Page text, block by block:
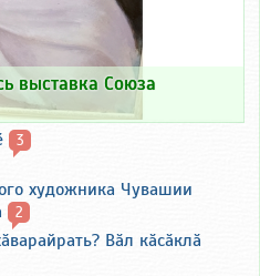
выставка Союза
3
художника Чувашии
2
Вӑл кӑсӑклӑ